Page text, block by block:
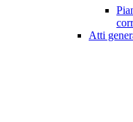
Atti